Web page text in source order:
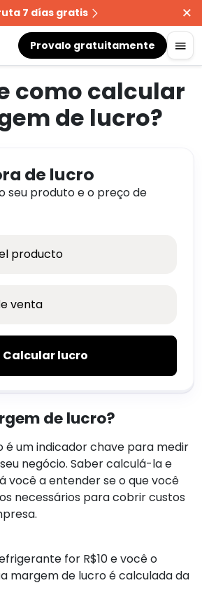
7 días gratis
Provalo gratuitamente
como calcular
de lucro?
de lucro
seu produto e o preço de
Calcular lucro
de lucro?
é um indicador chave para medir
negócio. Saber calculá-la e
você a entender se o que você
necessários para cobrir custos
for R$10 e você o
margem de lucro é calculada da